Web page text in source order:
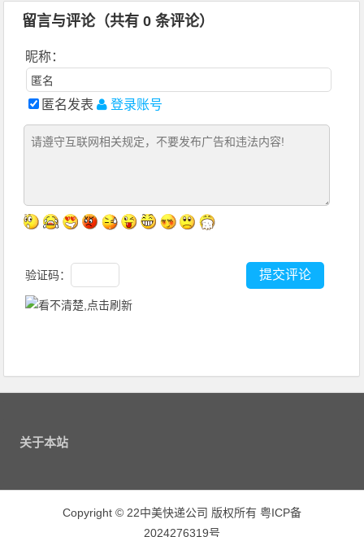
留言与评论（共有0 条评论）
昵称：
匿名发表 登录账号
验证码：
关于本站
Copyright © 22中美快递公司 版权所有 粤ICP备
2024276319号